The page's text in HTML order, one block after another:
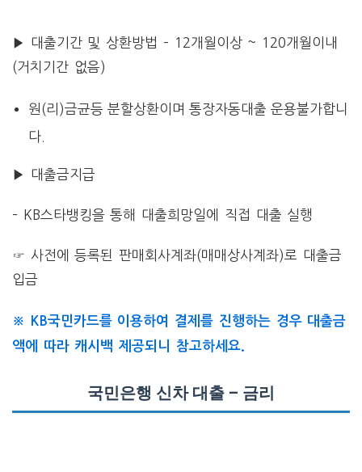
▶ 대출기간 및 상환방법 – 12개월이상 ~ 120개월이내
(거치기간 없음)
원(리)금균등 분할상환이며 통장자동대출 운용불가합니
다.
▶ 대출금지급
– KB스타뱅킹을 통해 대출희망일에 직접 대출 실행
☞ 사전에 등록된 판매회사계좌(매매상사계좌)로 대출금
입금
※ KB국민카드를 이용하여 결제를 진행하는 경우 대출금
액에 따라 캐시백 제공되니 참고하세요.
국민은행 신차 대출 – 금리